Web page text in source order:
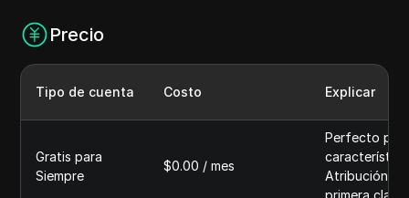
Precio
Tipo de cuenta Costo Explicar
Gratis para
Siempre
$0.00 / mes
Perfecto
Atribución